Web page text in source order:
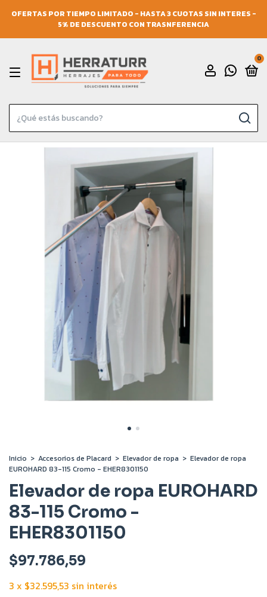
OFERTAS POR TIEMPO LIMITADO - HASTA 3 CUOTAS SIN INTERES -
5% DE DESCUENTO CON TRASNFERENCIA
0
Inicio > Accesorios de Placard > Elevador de ropa > Elevador de ropa
EUROHARD 83-115 Cromo - EHER8301150
Elevador de ropa EUROHARD
83-115 Cromo -
EHER8301150
$97.786,59
3 x $32.595,53 sin interés